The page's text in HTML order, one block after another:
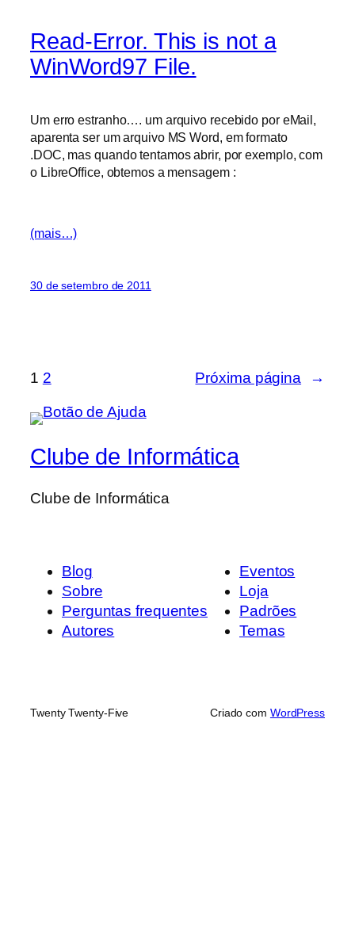
Read-Error. This is not a
WinWord97 File.
Um erro estranho…. um arquivo recebido por eMail,
aparenta ser um arquivo MS Word, em formato
.DOC, mas quando tentamos abrir, por exemplo, com
o LibreOffice, obtemos a mensagem :
(mais…)
30 de setembro de 2011
1 2 Próxima página →
Clube de Informática
Clube de Informática
Blog
Sobre
Perguntas frequentes
Autores
Eventos
Loja
Padrões
Temas
Twenty Twenty-Five Criado com WordPress